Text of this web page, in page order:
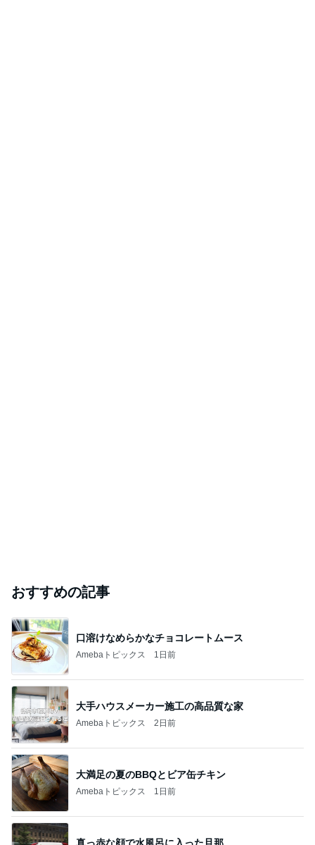
おすすめの記事
口溶けなめらかなチョコレートムース
Amebaトピックス 1日前
大手ハウスメーカー施工の高品質な家
Amebaトピックス 2日前
大満足の夏のBBQとビア缶チキン
Amebaトピックス 1日前
真っ赤な顔で水風呂に入った旦那